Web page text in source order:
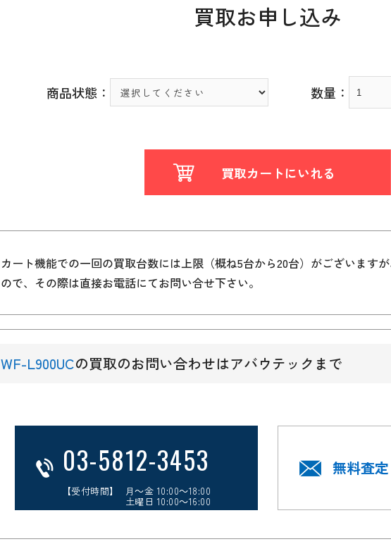
買取お申し込み
商品状態： 数量：
買取カートにいれる
カート機能での一回の買取台数には上限（概ね5台から20台）がございます
ので、その際は直接お電話にてお問い合せ下さい。
WF-L900UCの買取のお問い合わせはアバウテックまで
03-5812-3453
【受付時間】 月～金 10:00～18:00
土曜日 10:00～16:00
無料査